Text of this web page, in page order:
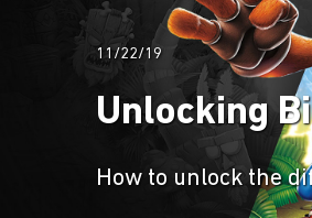
11/22/19
Unlocking
How to unlock the